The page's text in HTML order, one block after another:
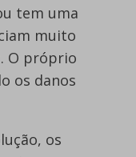
tem uma
muito
. O próprio
os danos
os